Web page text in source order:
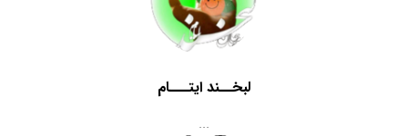
لبخــند ایتـــام
...